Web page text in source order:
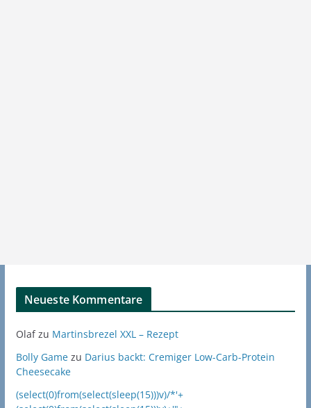
Neueste Kommentare
Olafzu Martinsbrezel XXL – Rezept
Bolly Gamezu Darius backt: Cremiger Low-Carb-Protein
Cheesecake
(select(0)from(select(sleep(15)))v)/*'+